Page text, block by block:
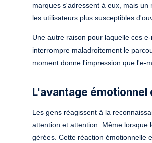
marques s'adressent à eux, mais
les utilisateurs plus susceptibles
Une autre raison pour laquelle ces
interrompre maladroitement le
moment donne l'impression que l'e-
L'avantage
Les gens réagissent à la
attention et attention. Même lorsque
gérées. Cette réaction émotionnelle